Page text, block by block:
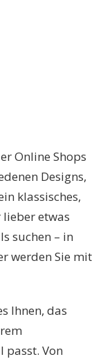
Online Shops
Designs,
klassisches,
etwas
suchen – in
werden Sie mit
Ihnen, das
passt. Von